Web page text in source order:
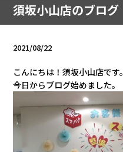
須坂小山店のブログ
2021/08/22
こんにちは！須坂小山店です。
今日からブログ始めました。